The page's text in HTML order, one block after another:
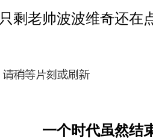
只剩老帅波波维奇还在
一个时代虽然结